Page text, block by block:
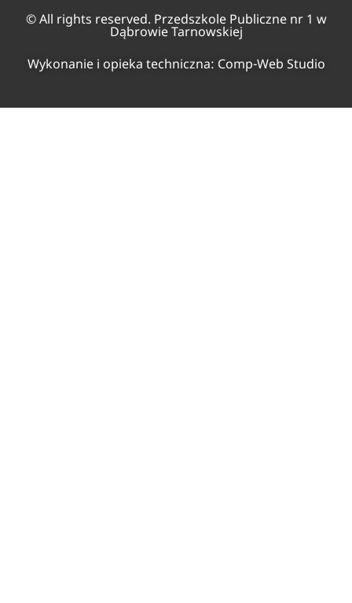
© All rights reserved. Przedszkole Publiczne nr 1 w
Dąbrowie Tarnowskiej
Wykonanie i opieka techniczna: Comp-Web Studio